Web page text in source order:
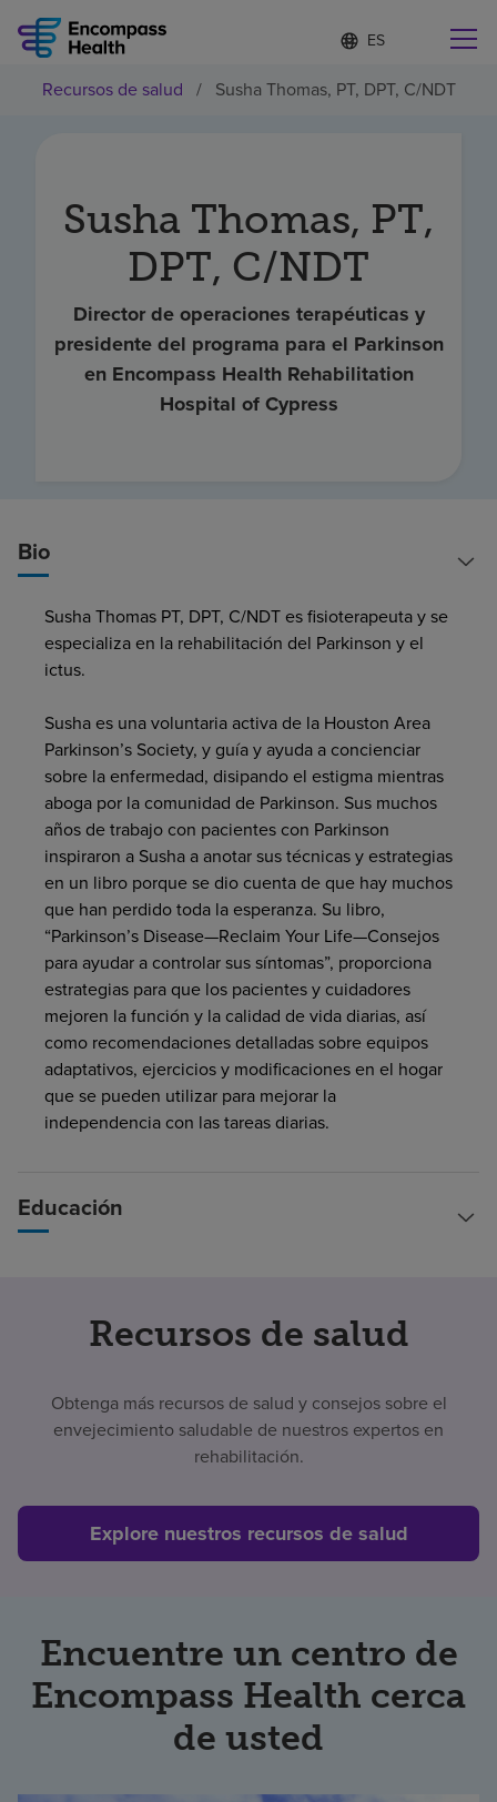
Lista
de
idiomas
contraída
d
o
e
c
n
a
d
Encuentre una localidad cerca de usted
Por qué debe elegirnos
Servicios de rehabilitación
Pacientes y cuidadores
Inversores
Empleos
Recursos de salud / Susha Thomas, PT, DPT, C/NDT
Susha Thomas, PT,
DPT, C/NDT
Director de operaciones terapéuticas y
presidente del programa para el Parkinson
en Encompass Health Rehabilitation
Hospital of Cypress
Bio
Susha Thomas PT, DPT, C/NDTes fisioterapeuta y se
especializa en la rehabilitación del Parkinson y el
ictus.
Susha es una voluntaria activa de la Houston Area
Parkinson’s Society, y guía y ayuda a concienciar
sobre la enfermedad, disipando el estigma mientras
aboga por la comunidad de Parkinson. Sus muchos
años de trabajo con pacientes con Parkinson
inspiraron a Susha a anotar sus técnicas y estrategias
en un libro porque se dio cuenta de que hay muchos
que han perdido toda la esperanza. Su libro,
“Parkinson’s Disease—Reclaim Your Life—Consejos
para ayudar a controlar sus síntomas”, proporciona
estrategias para que los pacientes y cuidadores
mejoren la función y la calidad de vida diarias, así
como recomendaciones detalladas sobre equipos
adaptativos, ejercicios y modificaciones en el hogar
que se pueden utilizar para mejorar la
independencia con las tareas diarias.
Educación
Recursos de salud
Obtenga más recursos de salud y consejos sobre el
envejecimiento saludable de nuestros expertos en
rehabilitación.
Explore nuestros recursos de salud
Encuentre un centro de
Encompass Health cerca
de usted